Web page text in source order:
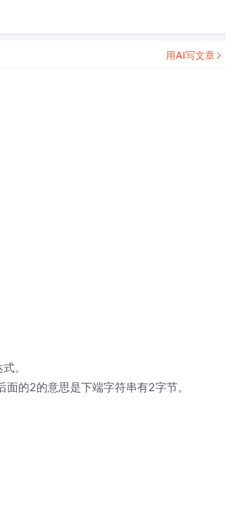
。
的2的意思是下端字符串有2字节。
用AI写文章